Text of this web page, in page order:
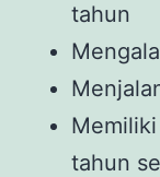
tahun
tahun